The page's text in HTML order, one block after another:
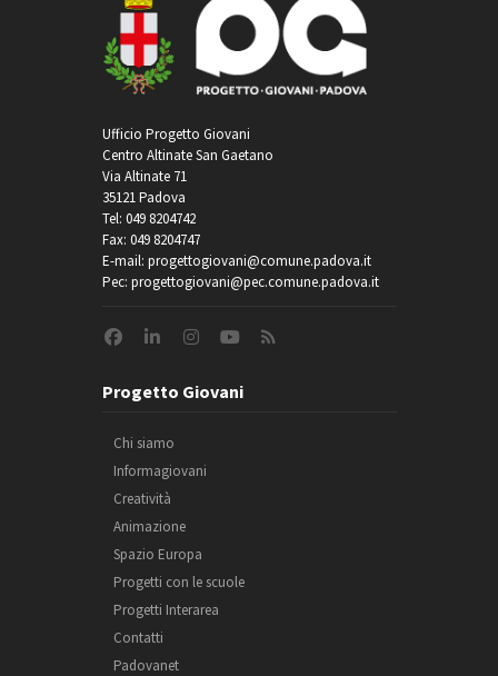
Ufficio Progetto Giovani
Centro Altinate San Gaetano
Via Altinate 71
35121 Padova
Tel: 049 8204742
Fax: 049 8204747
E-mail: progettogiovani@comune.padova.it
Pec: progettogiovani@pec.comune.padova.it
Progetto Giovani
Chi siamo
Informagiovani
Creatività
Animazione
Spazio Europa
Progetti con le scuole
Progetti Interarea
Contatti
Padovanet